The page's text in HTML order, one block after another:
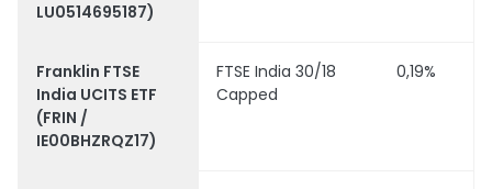
LU0514695187)
Franklin FTSE
India UCITS ETF
(FRIN /
IE00BHZRQZ17)
FTSE India 30/18
Capped
0,19%